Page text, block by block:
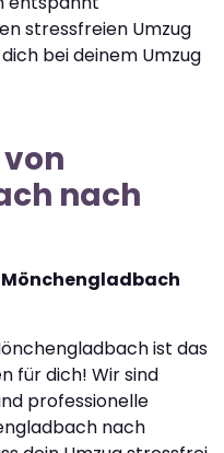
stressfreien Umzug
bei deinem Umzug
nach
Mönchengladbach
ist das
für dich! Wir sind
professionelle
nach